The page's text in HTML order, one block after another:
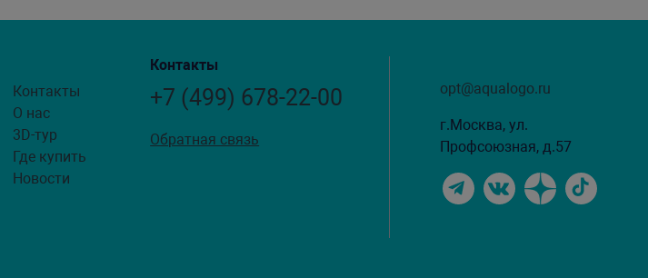
Контакты
О нас
3D-тур
Где купить
Новости
Контакты
+7 (499) 678-22-00
Обратная связь
opt@aqualogo.ru
г.Москва, ул.
Профсоюзная, д.57